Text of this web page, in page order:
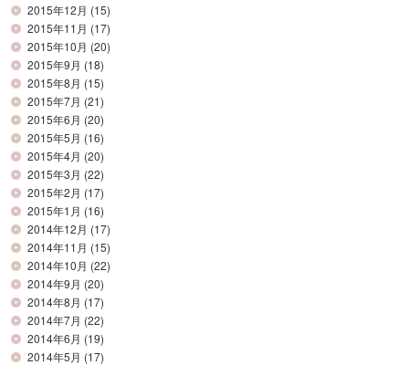
2015年12月 (15)
2015年11月 (17)
2015年10月 (20)
2015年9月 (18)
2015年8月 (15)
2015年7月 (21)
2015年6月 (20)
2015年5月 (16)
2015年4月 (20)
2015年3月 (22)
2015年2月 (17)
2015年1月 (16)
2014年12月 (17)
2014年11月 (15)
2014年10月 (22)
2014年9月 (20)
2014年8月 (17)
2014年7月 (22)
2014年6月 (19)
2014年5月 (17)